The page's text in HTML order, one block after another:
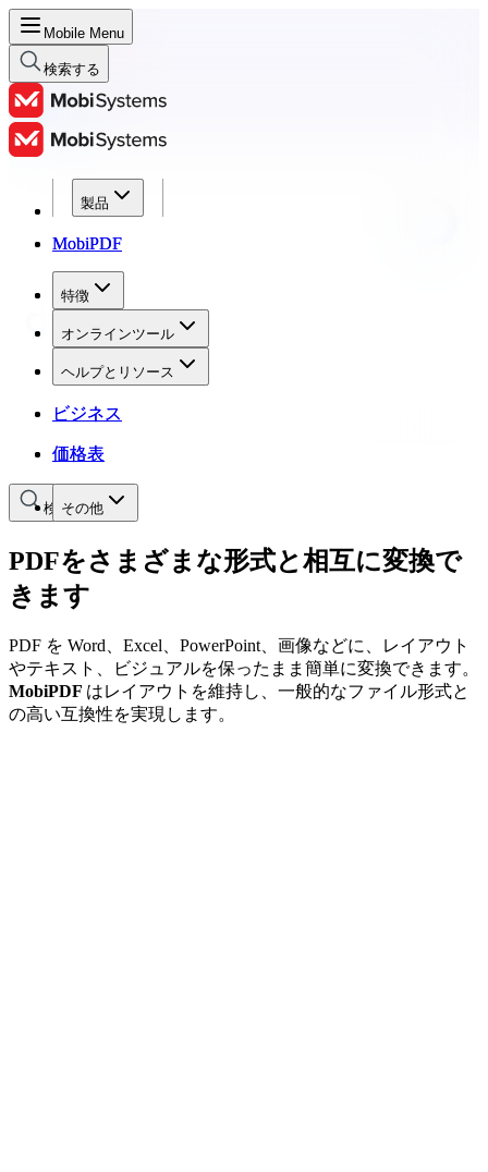
Mobile Menu
検索する
製品
MobiPDF
特徴
オンラインツール
ヘルプとリソース
ビジネス
価格表
その他
製品
MobiPDF
特徴
オンラインツール
ヘルプとリソース
ビジネス
価格表
検索する
PDFをさまざまな形式と相互に変換で
きます
PDF を Word、Excel、PowerPoint、画像などに、レイアウト
やテキスト、ビジュアルを保ったまま簡単に変換できます。
MobiPDF はレイアウトを維持し、一般的なファイル形式と
の高い互換性を実現します。